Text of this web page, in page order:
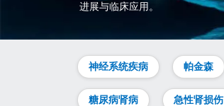
进展与临床应用。
神经系统疾病 帕金森
糖尿病肾病 急性肾损伤